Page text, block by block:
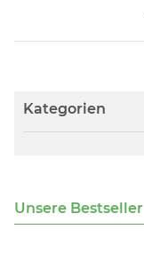
Kategorien
Unsere Bestseller